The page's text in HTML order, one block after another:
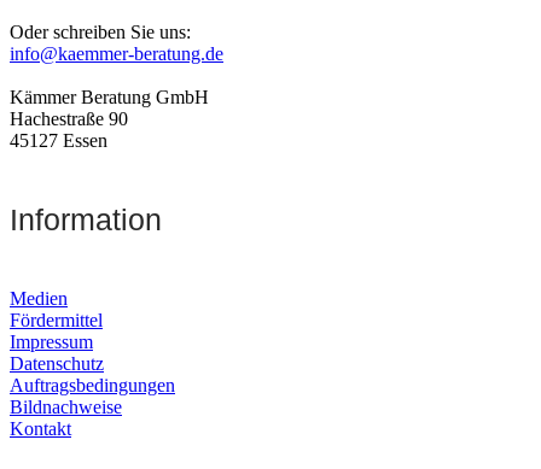
Oder schreiben Sie uns:
info@kaemmer-beratung.de
Kämmer Beratung GmbH
Hachestraße 90
45127 Essen
Information
Medien
Fördermittel
Impressum
Datenschutz
Auftragsbedingungen
Bildnachweise
Kontakt